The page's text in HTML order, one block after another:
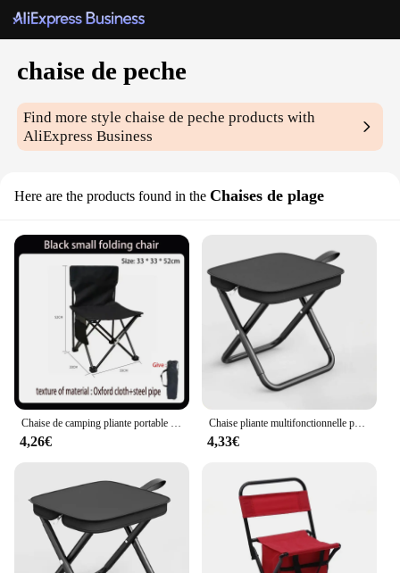
chaise de peche
Find more stylechaise de peche products with
AliExpress Business
Here are the products found in the Chaises de plage
Chaise de camping pliante portable ultralégère, siège de loisirs, randonnée, pique-nique, outils de camping en plein air, pêche à la plage, voyage, chaud
4,26€
Chaise pliante multifonctionnelle portable, tabouret de pêche, ultra léger, extérieur, pique-nique, camping, voyage, accessoires de pêche
4,33€